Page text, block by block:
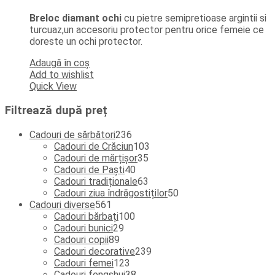
Breloc diamant ochi cu pietre semipretioase argintii si
turcuaz,un accesoriu protector pentru orice femeie ce
doreste un ochi protector.
Adaugă în coș
Add to wishlist
Quick View
Filtrează după preț
Cadouri de sărbători236
de
produse
Cadouri de Crăciun103
Cadouri de mărțișor35
Cadouri de Paști40
de
produse
Cadouri tradiționale63
de
Cadouri ziua îndrăgostiților50
Cadouri diverse561
de
produse
Cadouri bărbați100
Cadouri bunici29
produse
Cadouri copii89
de
produse
Cadouri decorative239
Cadouri femei123